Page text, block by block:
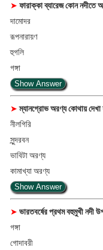
➤ ফারাক্কা ব্যারেজ কোন নদীতে
দামোদর
রূপনারায়ণ
হুগলি
গঙ্গা
Show Answer
➤ম্যানগ্রোভ অরণ্য কোথায় দেখা
নীলগিরি
সুন্দরবন
ভাবিটা অরণ্য
কামাখ্যা অরণ্য
Show Answer
➤ ভারতবর্ষের প্রথম বহুমুখী নদী
গঙ্গা
গোদাবরী